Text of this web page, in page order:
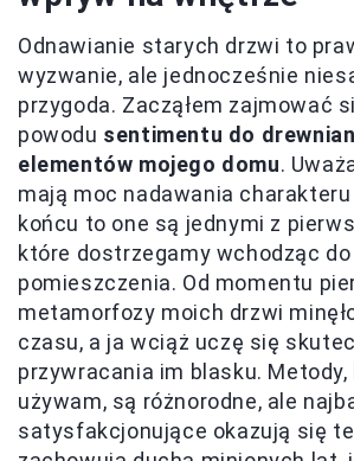
Odnawianie starych drzwi to
wyzwanie, ale jednocześnie
przygoda. Zacząłem zajmować
powodu sentimentu do
elementów mojego domu.
mają moc nadawania
końcu to one są jednymi z
które dostrzegamy wchodząc
pomieszczenia. Od momentu
metamorfozy moich drzwi
czasu, a ja wciąż uczę się
przywracania im blasku.
używam, są różnorodne, ale
satysfakcjonujące okazują się